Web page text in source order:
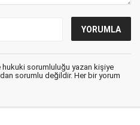
hukuki sorumluluğu yazan kişiye
sorumlu değildir. Her bir yorum